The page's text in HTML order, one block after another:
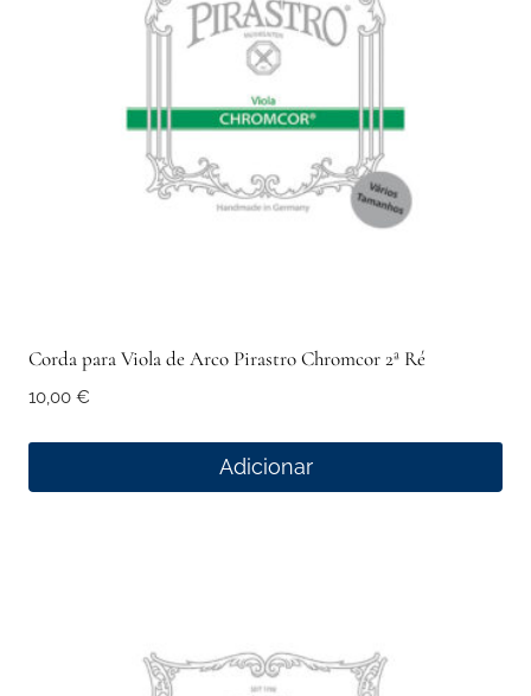
Corda para Viola de Arco Pirastro Chromcor 2ª Ré
10,00 €
Adicionar